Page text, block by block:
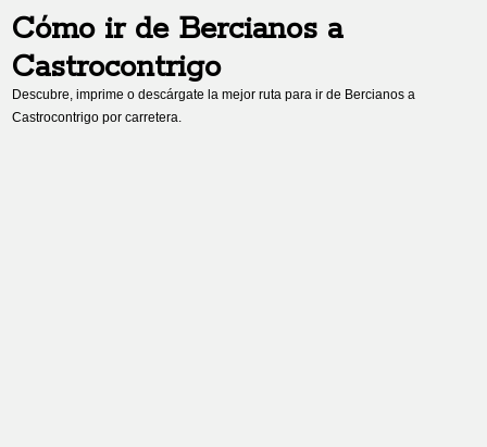
Cómo ir de Bercianos a
Castrocontrigo
Descubre, imprime o descárgate la mejor ruta para ir de Bercianos a
Castrocontrigo por carretera.